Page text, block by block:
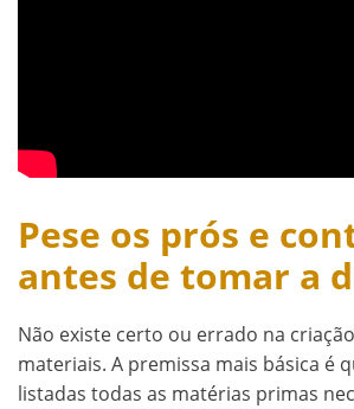
Pese os prós e
antes de tomar a
Não existe certo ou errado na
materiais. A premissa mais básica é
listadas todas as matérias primas